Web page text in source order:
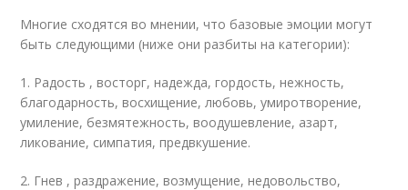
Многие сходятся во мнении, что базовые эмоции могут
быть следующими (ниже они разбиты на категории):
1. Радость , восторг, надежда, гордость, нежность,
благодарность, восхищение, любовь, умиротворение,
умиление, безмятежность, воодушевление, азарт,
ликование, симпатия, предвкушение.
2. Гнев , раздражение, возмущение, недовольство,